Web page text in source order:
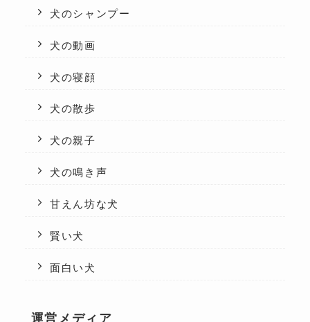
犬のシャンプー
犬の動画
犬の寝顔
犬の散歩
犬の親子
犬の鳴き声
甘えん坊な犬
賢い犬
面白い犬
運営メディア